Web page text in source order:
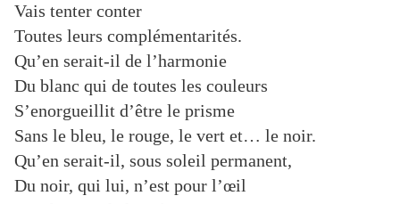
Vais tenter conter
Toutes leurs complémentarités.
Qu’en serait-il de l’harmonie
Du blanc qui de toutes les couleurs
S’enorgueillit d’être le prisme
Sans le bleu, le rouge, le vert et… le noir.
Qu’en serait-il, sous soleil permanent,
Du noir, qui lui, n’est pour l’œil